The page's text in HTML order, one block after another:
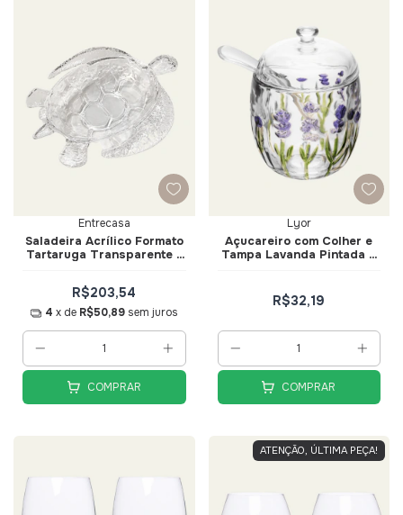
Entrecasa
Saladeira Acrílico Formato
Tartaruga Transparente -
R$203,54
4 x de R$50,89 sem juros
COMPRAR
Lyor
Açucareiro com Colher e
Tampa Lavanda Pintada a
R$32,19
COMPRAR
ATENÇÃO, ÚLTIMA PEÇA!